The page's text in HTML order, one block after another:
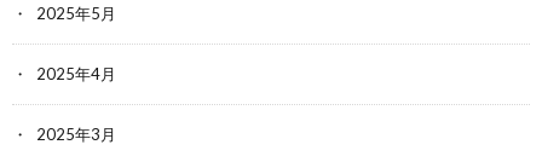
2025年5月
2025年4月
2025年3月